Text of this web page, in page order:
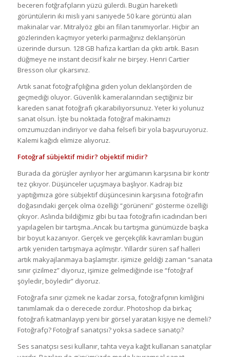
beceren fotğrafçıların yüzü gülerdi. Bugün hareketli
görüntülerin iki misli yani saniyede 50 kare görüntü alan
makinalar var. Mitralyöz gibi an filan tanımıyorlar. Hiçbir an
gözlerinden kaçmıyor yeterki parmağınız deklanşörün
üzerinde dursun. 128 GB hafıza kartları da çıktı artık. Basın
düğmeye ne instant decisif kalır ne birşey. Henri Cartier
Bresson olur çıkarsınız.
Artık sanat fotoğrafçılığına giden yolun deklanşörden de
geçmediği oluyor. Güvenlik kameralarından seçtiğiniz bir
kareden sanat fotoğrafı çıkarabiliyorsunuz. Yeter ki yolunuz
sanat olsun. İşte bu noktada fotoğraf makinamızı
omzumuzdan indiriyor ve daha felsefi bir yola başvuruyoruz.
Kalemi kağıdı elimize alıyoruz.
Fotoğraf sübjektif midir? objektif midir?
Burada da görüşler ayrılıyor her argümanın karşısına bir kontr
tez çıkıyor. Düşünceler uçuşmaya başlıyor. Kadrajı biz
yaptığımıza göre sübjektif düşüncesinin karşısına fotoğrafın
doğasındaki gerçek olma özelliği “görüneni” gösterme özelliği
çıkıyor. Aslında bildiğimiz gibi bu taa fotoğrafın icadından beri
yapılagelen bir tartışma..Ancak bu tartışma günümüzde başka
bir boyut kazanıyor. Gerçek ve gerçekçilik kavramları bugün
artık yeniden tartışmaya açılmıştır. Yıllardır süren saf halleri
artık makyajlanmaya başlamıştır. işimize geldiği zaman “sanata
sınır çizilmez” diyoruz, işimize gelmediğinde ise “fotoğraf
şöyledir, böyledir” diyoruz.
Fotoğrafa sınır çizmek ne kadar zorsa, fotoğrafçının kimliğini
tanımlamak da o derecede zordur. Photoshop da birkaç
fotoğrafı katmanlayıp yeni bir görsel yaratan kişiye ne demeli?
Fotoğrafçı? Fotoğraf sanatçısı? yoksa sadece sanatçı?
Ses sanatçısı sesi kullanır, tahta veya kağıt kullanan sanatçılar